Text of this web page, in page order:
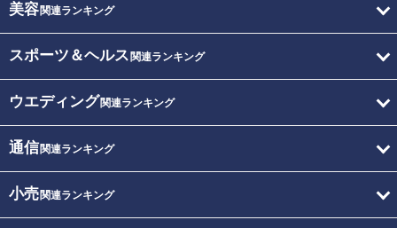
美容関連ランキング
スポーツ＆ヘルス 関連ランキング
ウエディング関連ランキング
通信関連ランキング
小売関連ランキング